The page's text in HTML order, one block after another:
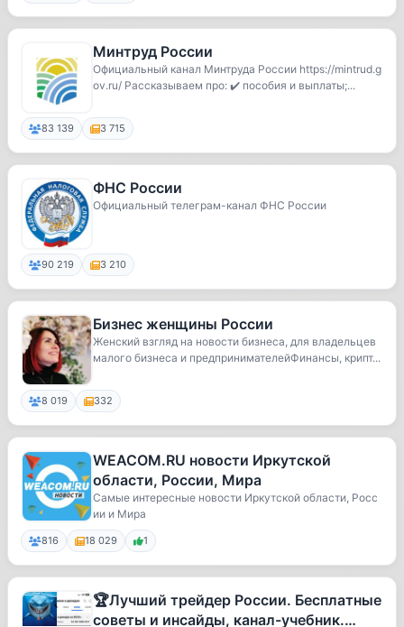
Минтруд России
Официальный канал Минтруда России https://mintrud.g
ov.ru/ Рассказываем про: ✔️ пособия и выплаты;...
83 139 3 715
ФНС России
Официальный телеграм-канал ФНС России
90 219 3 210
Бизнес женщины России
Женский взгляд на новости бизнеса, для владельцев
малого бизнеса и предпринимателейФинансы, крипт...
8 019 332
WEACOM.RU новости Иркутской
области, России, Мира
Самые интересные новости Иркутской области, Росс
ии и Мира
816 18 029 1
🏆Лучший трейдер России. Бесплатные
советы и инсайды, канал-учебник.